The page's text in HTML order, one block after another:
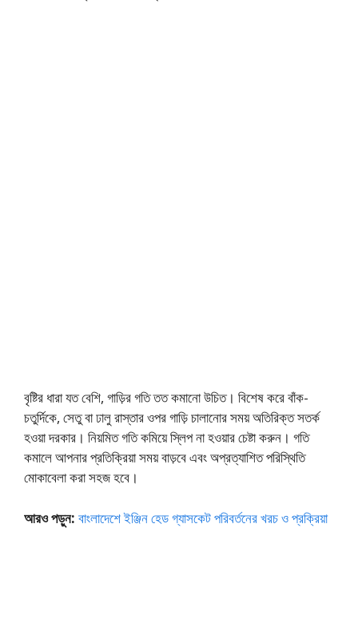
বৃষ্টির ধারা যত বেশি, গাড়ির গতি তত কমানো উচিত। বিশেষ করে বাঁক-
চতুর্দিকে, সেতু বা ঢালু রাস্তার ওপর গাড়ি চালানোর সময় অতিরিক্ত সতর্ক
হওয়া দরকার। নিয়মিত গতি কমিয়ে স্লিপ না হওয়ার চেষ্টা করুন। গতি
কমালে আপনার প্রতিক্রিয়া সময় বাড়বে এবং অপ্রত্যাশিত পরিস্থিতি
মোকাবেলা করা সহজ হবে।
আরও পড়ুন: বাংলাদেশে ইঞ্জিন হেড গ্যাসকেট পরিবর্তনের খরচ ও প্রক্রিয়া